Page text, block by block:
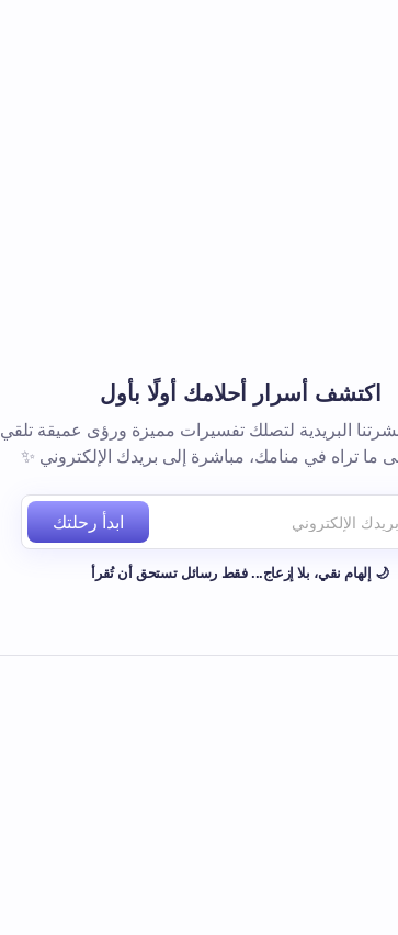
اكتشف أسرار أحلامك أولًا بأول
البريدية لتصلك تفسيرات مميزة ورؤى عميقة تلقي
ما تراه في منامك، مباشرة إلى بريدك الإلكتروني ✨
ابدأ رحلتك
🌙 إلهام نقي، بلا إزعاج... فقط رسائل تستحق أن تُقرأ